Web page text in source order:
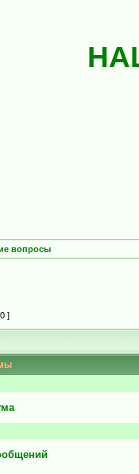
вопросы
]